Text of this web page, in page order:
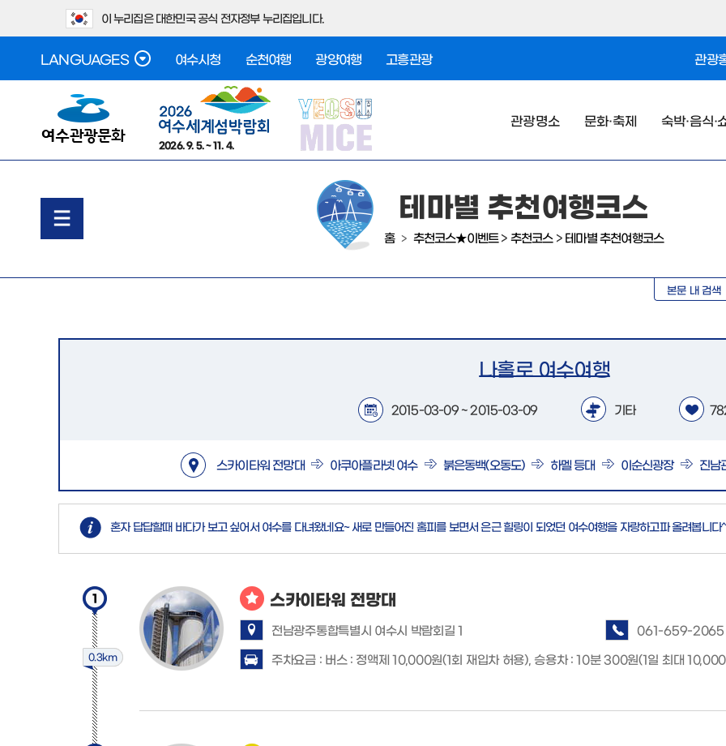
이 누리집은 대한민국 공식 전자정부 누리집입니다.
LANGUAGES 여수시청 순천여행 광양여행 고흥관광 관광
2026. 9. 5. ~ 11. 4.
관광명소 문화·축제 숙박·음식·
테마별 추천여행코스
홈 > 추천코스★이벤트 > 추천코스> 테마별 추천여행코스
본문 내 검색
나홀로 여수여행
2015-03-09 ~ 2015-03-09 기타
스카이타워 전망대 아쿠아플라넷 여수 붉은동백(오동도) 하멜 등대 이순신광장 진남
혼자 답답할때 바다가 보고 싶어서 여수를 다녀왔네요~ 새로 만들어진 홈피를 보면서 은근 힐링이 되었던 여수여행을 자랑하고파 올려봅니다
1 스카이타워 전망대
전남광주통합특별시 여수시 박람회길 1 061-659-2065
주차요금 : 버스 : 정액제 10,000원(1회 재입차 허용), 승용차 : 10분 300원(1일 최대
0.3km